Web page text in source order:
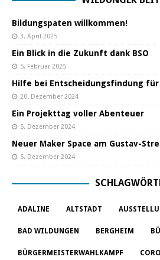
Bildungspaten willkommen!
3. April 2025
Ein Blick in die Zukunft dank BSO
5. Februar 2025
Hilfe bei Entscheidungsfindung für
20. Dezember 2024
Ein Projekttag voller Abenteuer
5. Dezember 2024
Neuer Maker Space am Gustav-
5. Dezember 2024
ADALINE ALTSTADT
BAD WILDUNGEN BERGHEIM
BÜRGERMEISTERWAHLKAMPF